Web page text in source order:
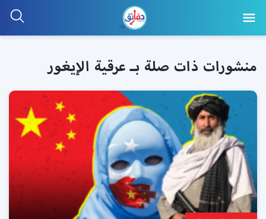
منشورات ذات صلة بـ عرقية الإيغور